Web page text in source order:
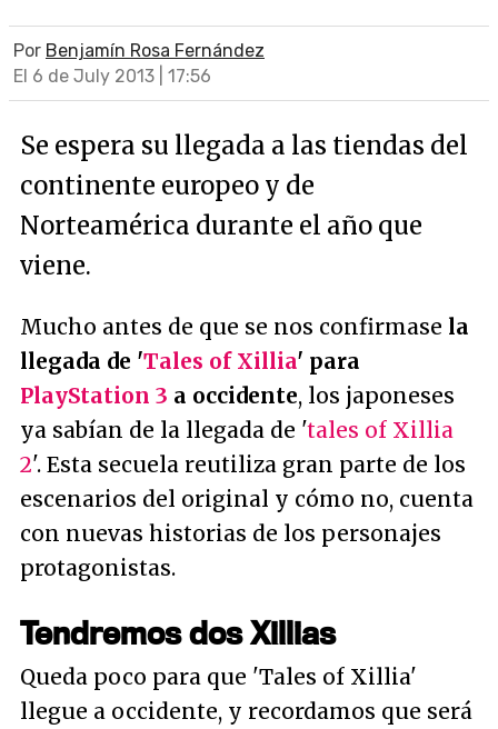
Por Benjamín Rosa Fernández
El 6 de July 2013 | 17:56
Se espera su llegada a las tiendas del
continente europeo y de
Norteamérica durante el año que
viene.
Mucho antes de que se nos confirmase la
llegada de 'Tales of Xillia' para
PlayStation 3 a occidente, los japoneses
ya sabían de la llegada de 'tales of Xillia
2'. Esta secuela reutiliza gran parte de los
escenarios del original y cómo no, cuenta
con nuevas historias de los personajes
protagonistas.
Tendremos dos Xillias
Queda poco para que 'Tales of Xillia'
llegue a occidente, y recordamos que será